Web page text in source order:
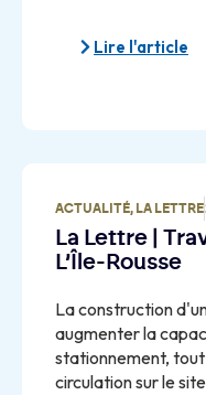
Lire l'article
ACTUALITÉ, LA LETTRE
La Lettre |
L’Île-Rousse
La construction
augmenter la
stationnement,
circulation sur le